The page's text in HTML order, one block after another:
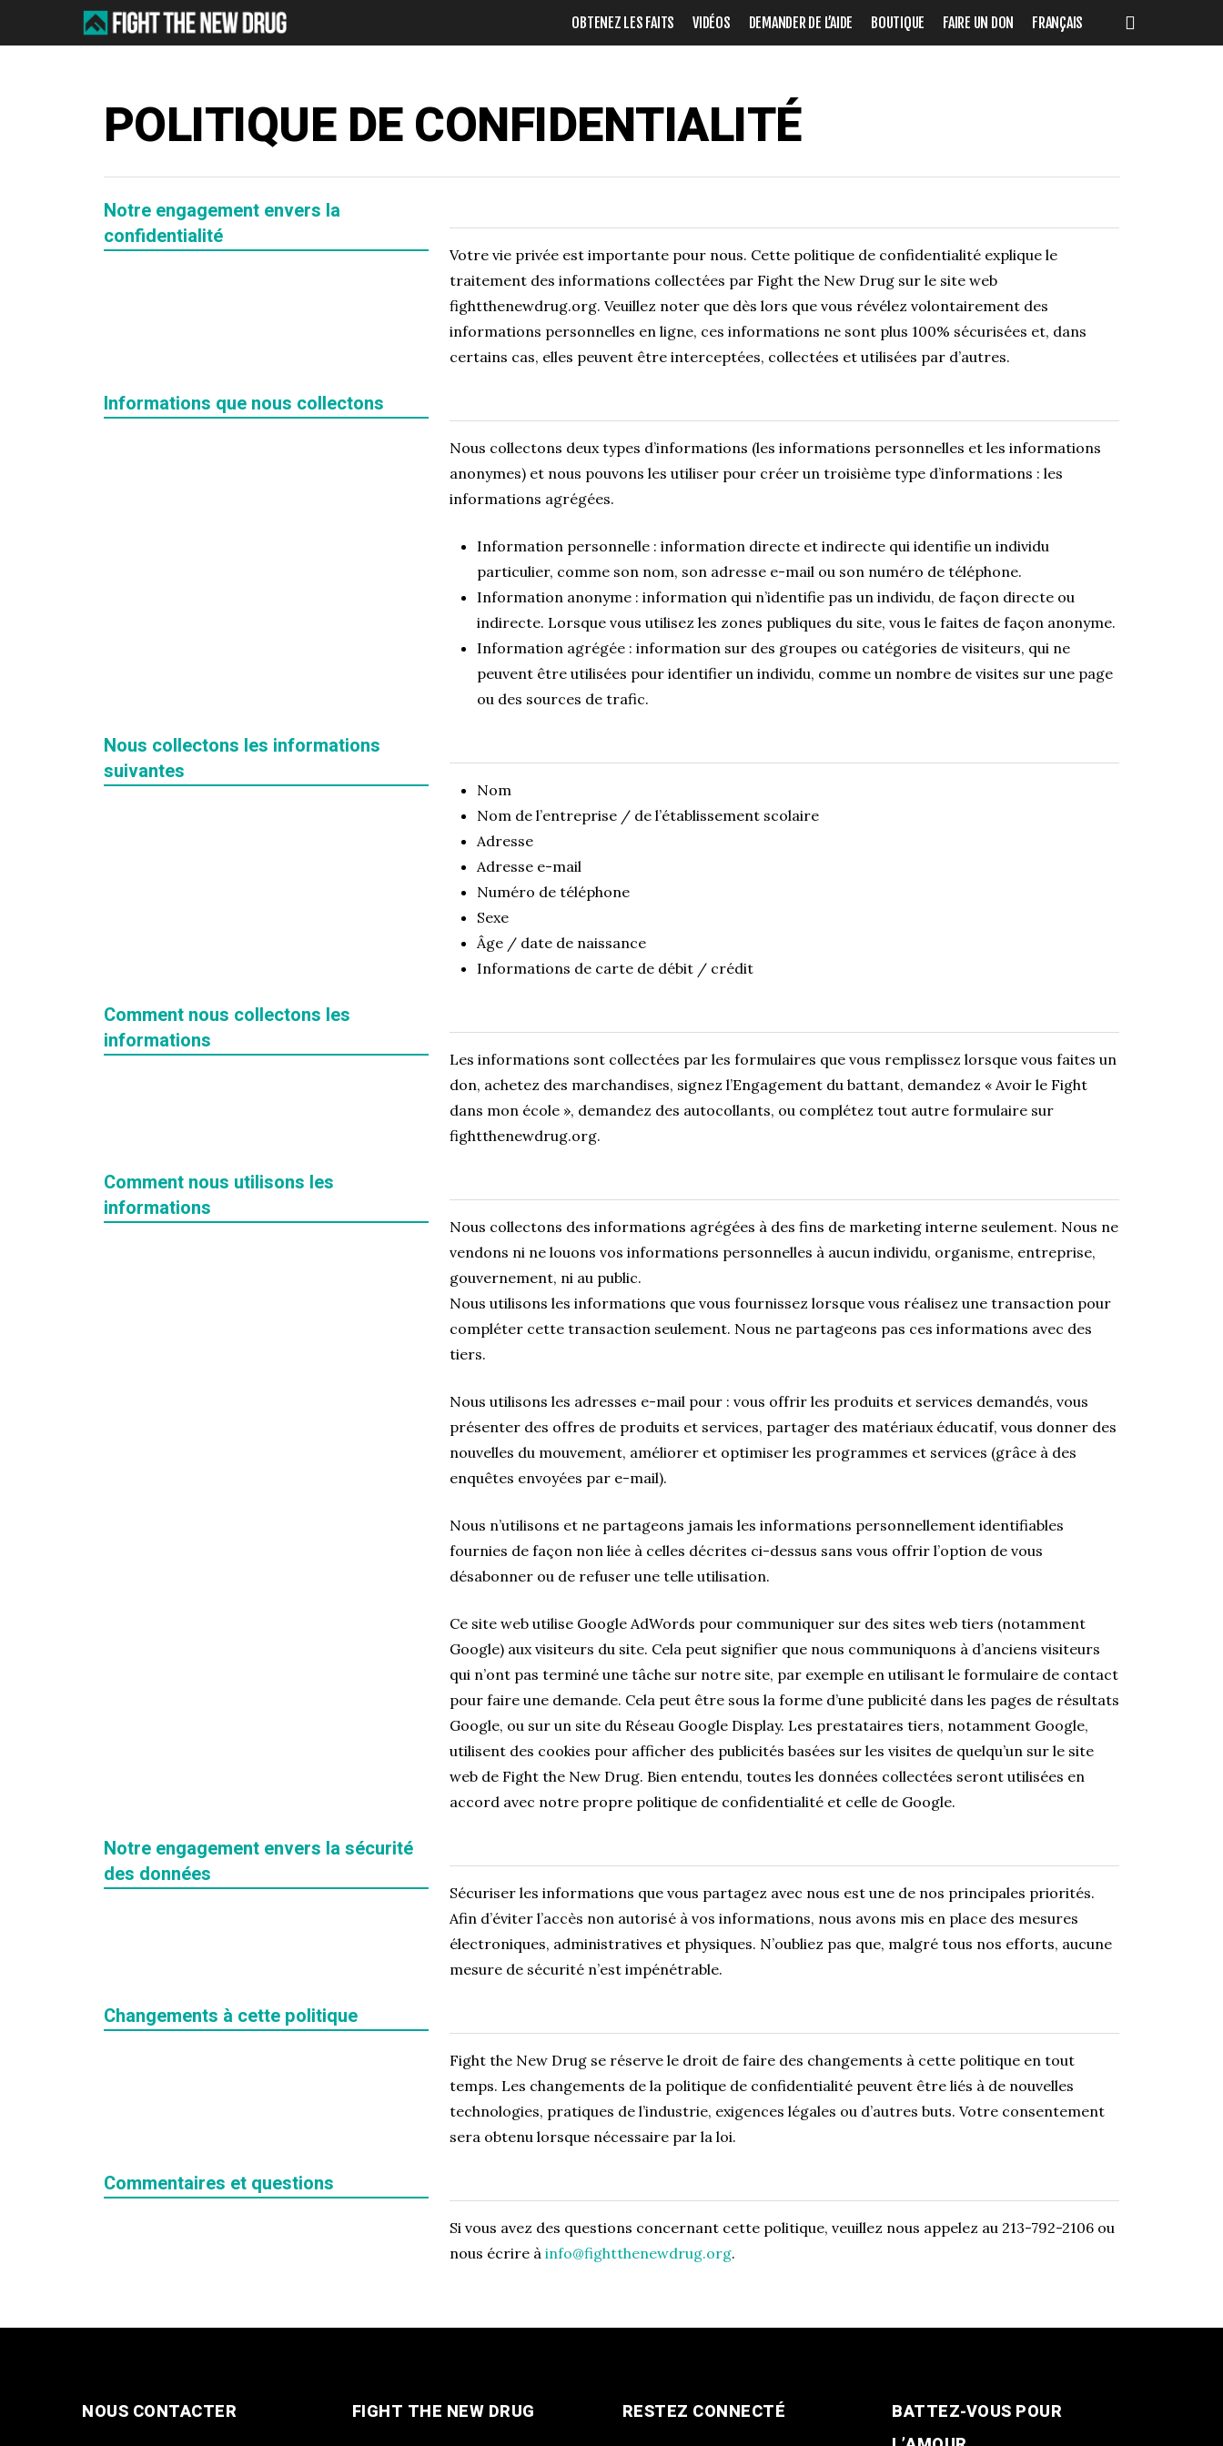
OBTENEZ LES FAITS VIDÉOS DEMANDER DE L’AIDE BOUTIQUE FAIRE UN DON FRANÇAIS
POLITIQUE DE CONFIDENTIALITÉ
Notre engagement envers la
confidentialité
Votre vie privée est importante pour nous. Cette politique de confidentialité explique le
traitement des informations collectées par Fight the New Drug sur le site web
fightthenewdrug.org. Veuillez noter que dès lors que vous révélez volontairement des
informations personnelles en ligne, ces informations ne sont plus 100% sécurisées et, dans
certains cas, elles peuvent être interceptées, collectées et utilisées par d’autres.
Informations que nous collectons
Nous collectons deux types d’informations (les informations personnelles et les informations
anonymes) et nous pouvons les utiliser pour créer un troisième type d’informations : les
informations agrégées.
Information personnelle : information directe et indirecte qui identifie un individu
particulier, comme son nom, son adresse e-mail ou son numéro de téléphone.
Information anonyme : information qui n’identifie pas un individu, de façon directe ou
indirecte. Lorsque vous utilisez les zones publiques du site, vous le faites de façon anonyme.
Information agrégée : information sur des groupes ou catégories de visiteurs, qui ne
peuvent être utilisées pour identifier un individu, comme un nombre de visites sur une page
ou des sources de trafic.
Nous collectons les informations
suivantes
Nom
Nom de l’entreprise / de l’établissement scolaire
Adresse
Adresse e-mail
Numéro de téléphone
Sexe
Âge / date de naissance
Informations de carte de débit / crédit
Comment nous collectons les
informations
Les informations sont collectées par les formulaires que vous remplissez lorsque vous faites un
don, achetez des marchandises, signez l’Engagement du battant, demandez « Avoir le Fight
dans mon école », demandez des autocollants, ou complétez tout autre formulaire sur
fightthenewdrug.org.
Comment nous utilisons les
informations
Nous collectons des informations agrégées à des fins de marketing interne seulement. Nous ne
vendons ni ne louons vos informations personnelles à aucun individu, organisme, entreprise,
gouvernement, ni au public.
Nous utilisons les informations que vous fournissez lorsque vous réalisez une transaction pour
compléter cette transaction seulement. Nous ne partageons pas ces informations avec des
tiers.
Nous utilisons les adresses e-mail pour : vous offrir les produits et services demandés, vous
présenter des offres de produits et services, partager des matériaux éducatif, vous donner des
nouvelles du mouvement, améliorer et optimiser les programmes et services (grâce à des
enquêtes envoyées par e-mail).
Nous n’utilisons et ne partageons jamais les informations personnellement identifiables
fournies de façon non liée à celles décrites ci-dessus sans vous offrir l’option de vous
désabonner ou de refuser une telle utilisation.
Ce site web utilise Google AdWords pour communiquer sur des sites web tiers (notamment
Google) aux visiteurs du site. Cela peut signifier que nous communiquons à d’anciens visiteurs
qui n’ont pas terminé une tâche sur notre site, par exemple en utilisant le formulaire de contact
pour faire une demande. Cela peut être sous la forme d’une publicité dans les pages de résultats
Google, ou sur un site du Réseau Google Display. Les prestataires tiers, notamment Google,
utilisent des cookies pour afficher des publicités basées sur les visites de quelqu’un sur le site
web de Fight the New Drug. Bien entendu, toutes les données collectées seront utilisées en
accord avec notre propre politique de confidentialité et celle de Google.
Notre engagement envers la sécurité
des données
Sécuriser les informations que vous partagez avec nous est une de nos principales priorités.
Afin d’éviter l’accès non autorisé à vos informations, nous avons mis en place des mesures
électroniques, administratives et physiques. N’oubliez pas que, malgré tous nos efforts, aucune
mesure de sécurité n’est impénétrable.
Changements à cette politique
Fight the New Drug se réserve le droit de faire des changements à cette politique en tout
temps. Les changements de la politique de confidentialité peuvent être liés à de nouvelles
technologies, pratiques de l’industrie, exigences légales ou d’autres buts. Votre consentement
sera obtenu lorsque nécessaire par la loi.
Commentaires et questions
Si vous avez des questions concernant cette politique, veuillez nous appelez au 213-792-2106 ou
nous écrire à info@fightthenewdrug.org.
NOUS CONTACTER FIGHT THE NEW DRUG RESTEZ CONNECTÉ
BATTEZ-VOUS POUR